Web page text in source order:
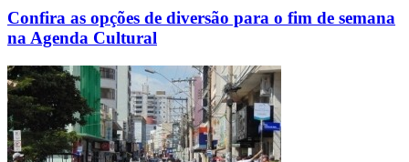
Confira as opções de diversão para o fim de semana
na Agenda Cultural